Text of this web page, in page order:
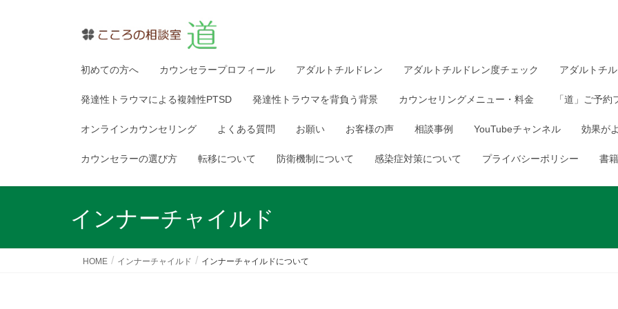
初めての方へ カウンセラープロフィール アダルトチルドレン アダルトチルドレン度チェック アダルトチ
発達性トラウマによる複雑性PTSD 発達性トラウマを背負う背景 カウンセリングメニュー・料金 「道」ご予約
オンラインカウンセリング よくある質問 お願い お客様の声 相談事例 YouTubeチャンネル 効果が
カウンセラーの選び方 転移について 防衛機制について 感染症対策について プライバシーポリシー 書
インナーチャイルド
HOME インナーチャイルド インナーチャイルドについて